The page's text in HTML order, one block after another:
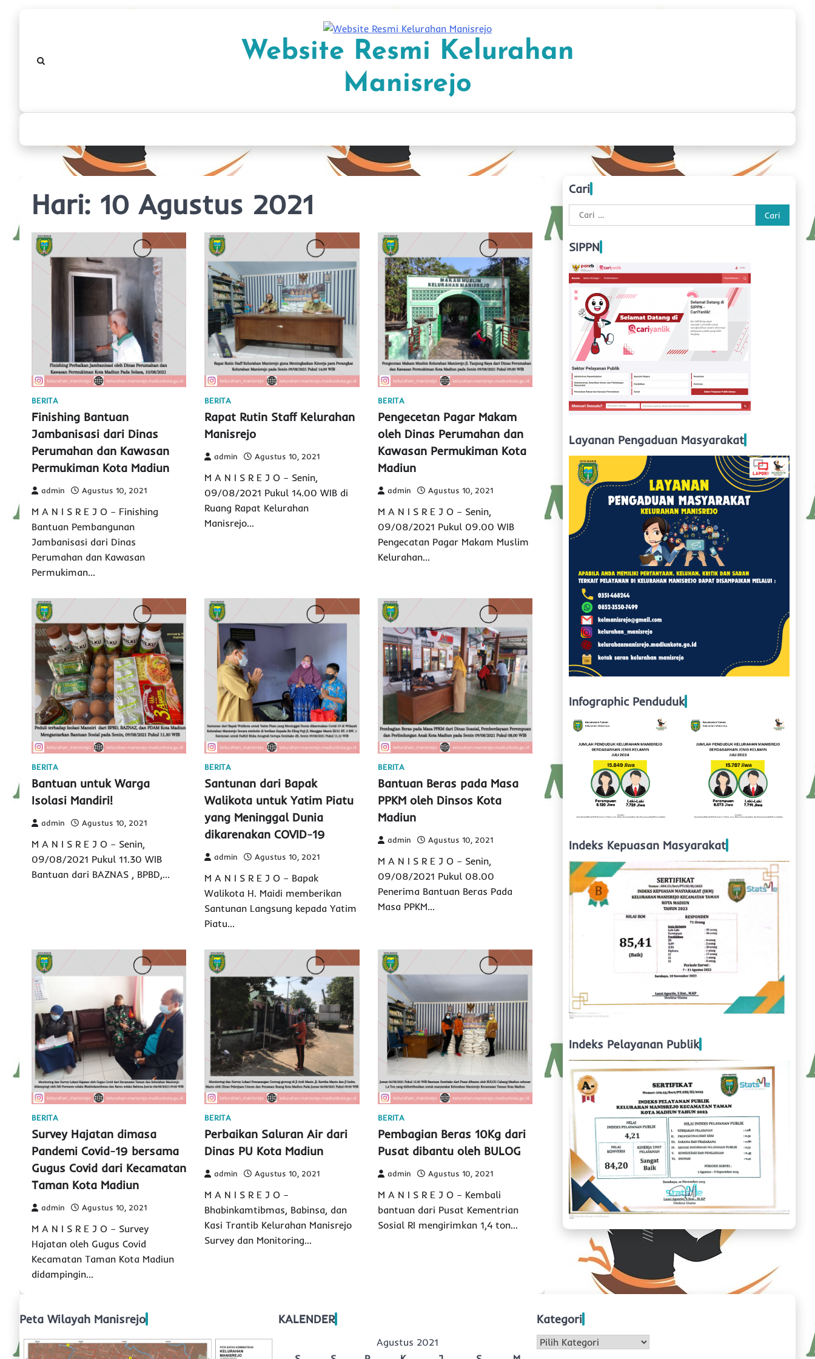
Website Resmi Kelurahan
Manisrejo
Hari: 10 Agustus 2021
BERITA
Finishing Bantuan
Jambanisasi dari Dinas
Perumahan dan Kawasan
Permukiman Kota Madiun
admin Agustus 10, 2021
M A N I S R E J O – Finishing
Bantuan Pembangunan
Jambanisasi dari Dinas
Perumahan dan Kawasan
Permukiman…
BERITA
Rapat Rutin Staff Kelurahan
Manisrejo
admin Agustus 10, 2021
M A N I S R E J O – Senin,
09/08/2021 Pukul 14.00 WIB di
Ruang Rapat Kelurahan
Manisrejo…
BERITA
Pengecetan Pagar Makam
oleh Dinas Perumahan dan
Kawasan Permukiman Kota
Madiun
admin Agustus 10, 2021
M A N I S R E J O – Senin,
09/08/2021 Pukul 09.00 WIB
Pengecatan Pagar Makam Muslim
Kelurahan…
BERITA
Bantuan untuk Warga
Isolasi Mandiri!
admin Agustus 10, 2021
M A N I S R E J O – Senin,
09/08/2021 Pukul 11.30 WIB
Bantuan dari BAZNAS , BPBD,…
BERITA
Santunan dari Bapak
Walikota untuk Yatim Piatu
yang Meninggal Dunia
dikarenakan COVID-19
admin Agustus 10, 2021
M A N I S R E J O – Bapak
Walikota H. Maidi memberikan
Santunan Langsung kepada Yatim
Piatu…
BERITA
Bantuan Beras pada Masa
PPKM oleh Dinsos Kota
Madiun
admin Agustus 10, 2021
M A N I S R E J O – Senin,
09/08/2021 Pukul 08.00
Penerima Bantuan Beras Pada
Masa PPKM…
BERITA
Survey Hajatan dimasa
Pandemi Covid-19 bersama
Gugus Covid dari Kecamatan
Taman Kota Madiun
admin Agustus 10, 2021
M A N I S R E J O – Survey
Hajatan oleh Gugus Covid
Kecamatan Taman Kota Madiun
didampingin…
BERITA
Perbaikan Saluran Air dari
Dinas PU Kota Madiun
admin Agustus 10, 2021
M A N I S R E J O –
Bhabinkamtibmas, Babinsa, dan
Kasi Trantib Kelurahan Manisrejo
Survey dan Monitoring…
BERITA
Pembagian Beras 10Kg dari
Pusat dibantu oleh BULOG
admin Agustus 10, 2021
M A N I S R E J O – Kembali
bantuan dari Pusat Kementrian
Sosial RI mengirimkan 1,4 ton…
Cari
Cari
untuk:
SIPPN
Layanan Pengaduan Masyarakat
Infographic Penduduk
Indeks Kepuasan Masyarakat
Indeks Pelayanan Publik
Peta Wilayah Manisrejo KALENDER
Agustus 2021
Kategori
Kategori